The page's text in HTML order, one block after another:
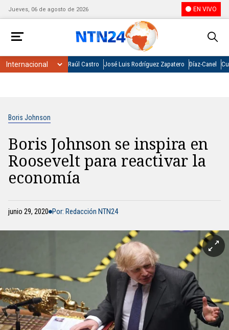
Jueves, 06 de agosto de 2026 EN VIVO
Raúl Castro José Luis Rodríguez Zapatero Díaz-Canel
Boris Johnson
Boris Johnson se inspira en
Roosevelt para reactivar la
economía
junio 29, 2020 Por: Redacción NTN24